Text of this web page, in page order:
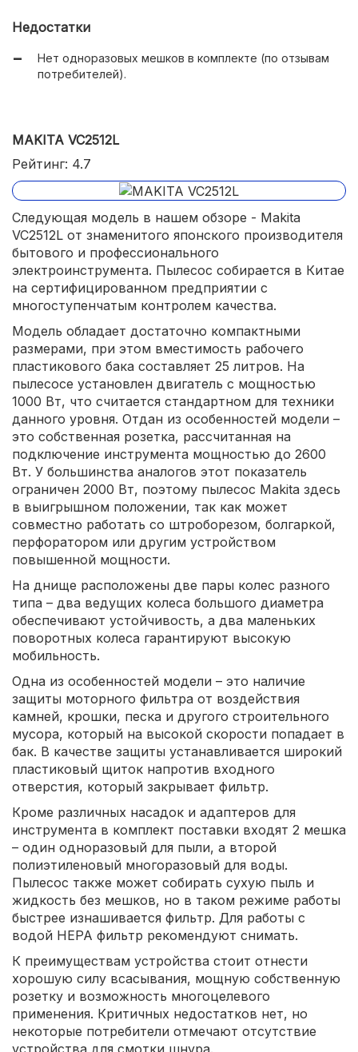
Недостатки
Нет одноразовых мешков в комплекте (по отзывам
потребителей).
MAKITA VC2512L
Рейтинг: 4.7
Следующая модель в нашем обзоре - Makita
VC2512L от знаменитого японского производителя
бытового и профессионального
электроинструмента. Пылесос собирается в Китае
на сертифицированном предприятии с
многоступенчатым контролем качества.
Модель обладает достаточно компактными
размерами, при этом вместимость рабочего
пластикового бака составляет 25 литров. На
пылесосе установлен двигатель с мощностью
1000 Вт, что считается стандартном для техники
данного уровня. Отдан из особенностей модели –
это собственная розетка, рассчитанная на
подключение инструмента мощностью до 2600
Вт. У большинства аналогов этот показатель
ограничен 2000 Вт, поэтому пылесос Makita здесь
в выигрышном положении, так как может
совместно работать со штроборезом, болгаркой,
перфоратором или другим устройством
повышенной мощности.
На днище расположены две пары колес разного
типа – два ведущих колеса большого диаметра
обеспечивают устойчивость, а два маленьких
поворотных колеса гарантируют высокую
мобильность.
Одна из особенностей модели – это наличие
защиты моторного фильтра от воздействия
камней, крошки, песка и другого строительного
мусора, который на высокой скорости попадает в
бак. В качестве защиты устанавливается широкий
пластиковый щиток напротив входного
отверстия, который закрывает фильтр.
Кроме различных насадок и адаптеров для
инструмента в комплект поставки входят 2 мешка
– один одноразовый для пыли, а второй
полиэтиленовый многоразовый для воды.
Пылесос также может собирать сухую пыль и
жидкость без мешков, но в таком режиме работы
быстрее изнашивается фильтр. Для работы с
водой HEPA фильтр рекомендуют снимать.
К преимуществам устройства стоит отнести
хорошую силу всасывания, мощную собственную
розетку и возможность многоцелевого
применения. Критичных недостатков нет, но
некоторые потребители отмечают отсутствие